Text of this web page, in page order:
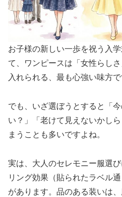
お子様の新しい一歩を祝う入
て、ワンピースは「女性らし
入れられる、最も心強い味方で
でも、いざ選ぼうとすると「
い？」「老けて見えないかし
まうことも多いですよね。
実は、大人のセレモニー服選
リング効果（貼られたラベル
があります。品のある装いは